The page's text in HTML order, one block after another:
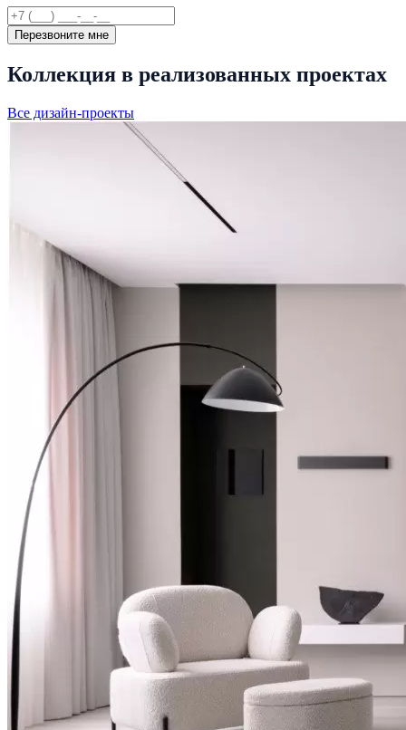
Перезвоните мне
Коллекция в реализованных проектах
Все дизайн-проекты